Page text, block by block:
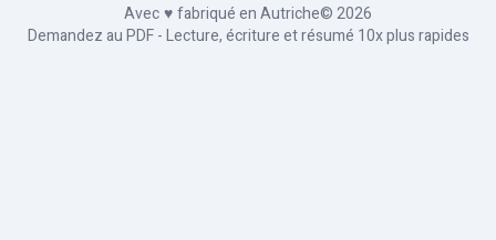
Avec♥fabriqué en Autriche© 2026
Demandez au PDF - Lecture, écriture et résumé 10x plus rapides